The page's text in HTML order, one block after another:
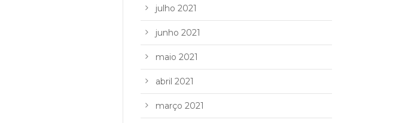
julho 2021
junho 2021
maio 2021
abril 2021
março 2021